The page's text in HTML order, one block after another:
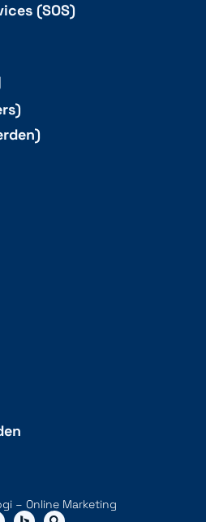
(SOS)
– Online Marketing